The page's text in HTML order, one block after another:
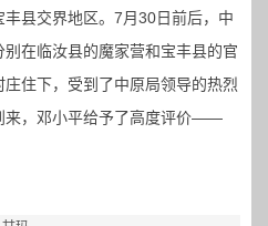
丰县交界地区。7月30日前后，中
在临汝县的魔家营和宝丰县的官
住下，受到了中原局领导的热烈
来，邓小平给予了高度评价——